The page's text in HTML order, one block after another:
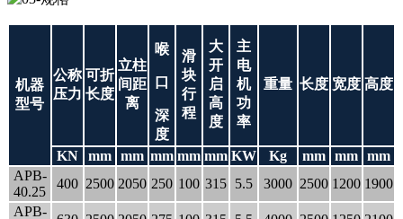
机器
型号
公称
压力
可折
长度
立柱
间距
离
喉
口
深
度
滑
块
行
程
大
开
启
高
度
主
电
机
功
率
重量 长度 宽度 高度
KN mm mm mm mm mm KW Kg mm mm mm
APB-
40.25
400 2500 2050 250 100 315 5.5 3000 2500 1200 1900
APB-